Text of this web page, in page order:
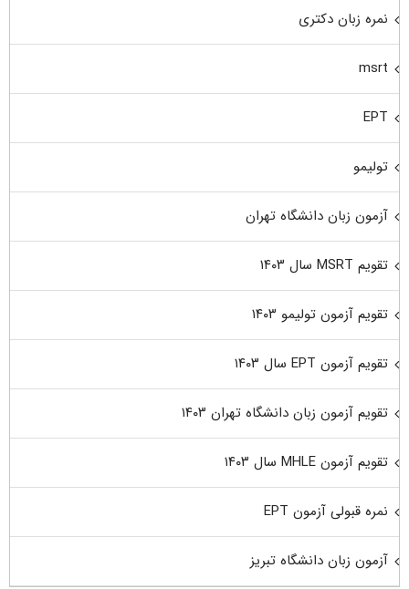
نمره زبان دکتری
msrt
EPT
تولیمو
آزمون زبان دانشگاه تهران
تقویم MSRT سال ۱۴۰۳
تقویم آزمون تولیمو ۱۴۰۳
تقویم آزمون EPT سال ۱۴۰۳
تقویم آزمون زبان دانشگاه تهران ۱۴۰۳
تقویم آزمون MHLE سال ۱۴۰۳
نمره قبولی آزمون EPT
آزمون زبان دانشگاه تبریز